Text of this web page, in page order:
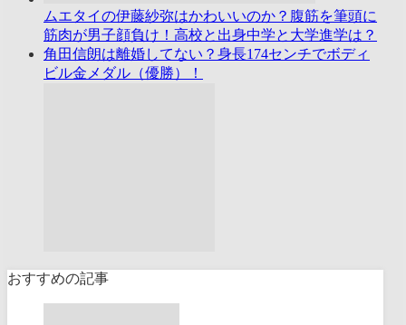
ムエタイの伊藤紗弥はかわいいのか？腹筋を筆頭に
筋肉が男子顔負け！高校と出身中学と大学進学は？
角田信朗は離婚してない？身長174センチでボディ
ビル金メダル（優勝）！
おすすめの記事